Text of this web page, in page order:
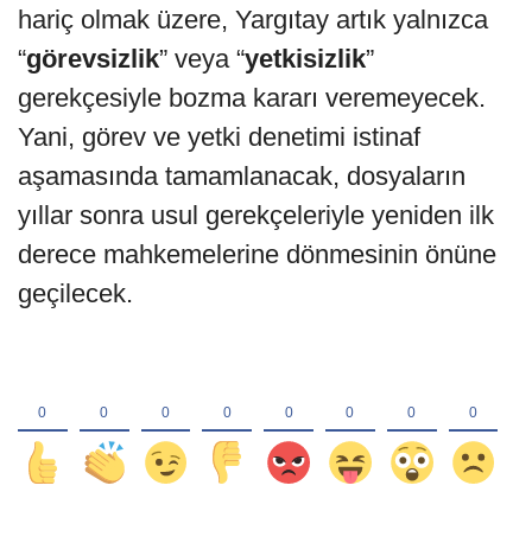
hariç olmak üzere, Yargıtay artık yalnızca
“görevsizlik” veya “yetkisizlik”
gerekçesiyle bozma kararı veremeyecek.
Yani, görev ve yetki denetimi istinaf
aşamasında tamamlanacak, dosyaların
yıllar sonra usul gerekçeleriyle yeniden ilk
derece mahkemelerine dönmesinin önüne
geçilecek.